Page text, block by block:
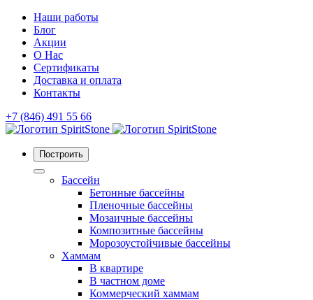
Наши работы
Блог
Акции
О Нас
Сертификаты
Доставка и оплата
Контакты
+7 (846) 491 55 66
Построить
Бассейн
Бетонные бассейны
Пленочные бассейны
Мозаичные бассейны
Композитные бассейны
Морозоустойчивые бассейны
Хаммам
В квартире
В частном доме
Коммерческий хаммам